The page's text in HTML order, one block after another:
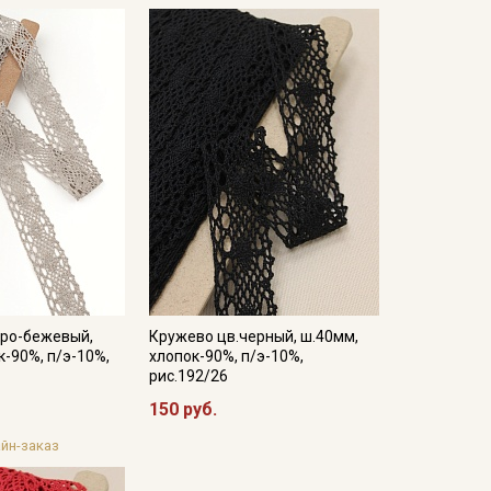
бежевый,
90%, п/э-10%,
заказ
Кружево цв.черный, ш.40мм,
хлопок-90%, п/э-10%,
рис.192/26
150 руб.